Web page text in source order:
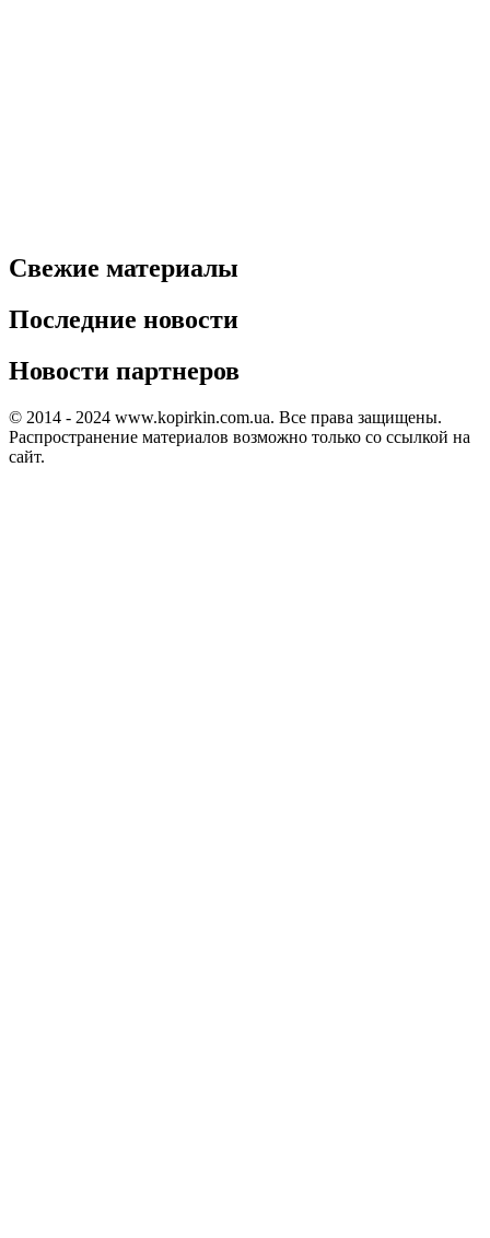
Свежие материалы
Последние новости
Новости партнеров
© 2014 - 2024 www.kopirkin.com.ua. Все права защищены.
Распространение материалов возможно только со ссылкой на
сайт.